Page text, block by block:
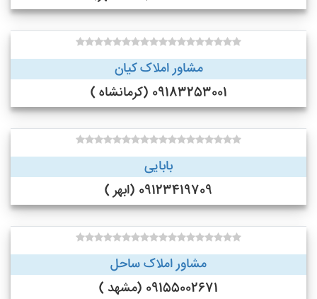
مشاور املاک کیان
09183253001 (کرمانشاه )
بابایی
09123419709 (ابهر )
مشاور املاک ساحل
09155002671 (مشهد )